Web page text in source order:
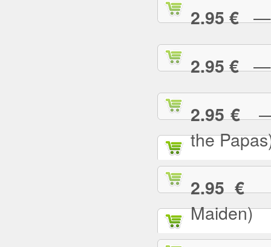
2.95 €—
2.95 €—
2.95 €—
the
2.95 €—
Maiden)